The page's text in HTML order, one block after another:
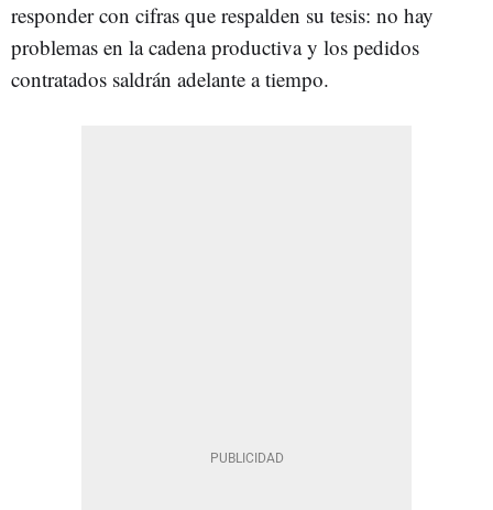
responder con cifras que respalden su tesis: no hay
problemas en la cadena productiva y los pedidos
contratados saldrán adelante a tiempo.